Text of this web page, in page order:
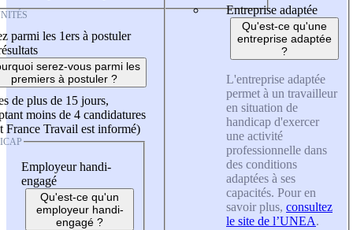
parmi les 1ers à postuler
serez-vous parmi les
premiers à postuler ?
de plus de 15 jours,
moins de 4 candidatures
France Travail est informé)
Employeur handi-
engagé
Qu'est-ce qu'un
employeur handi-
engagé ?
Entreprise adaptée
Qu'est-ce qu'une
entreprise adaptée
?
L'entreprise adaptée
permet à un travailleur
en situation de
handicap d'exercer
une activité
professionnelle dans
des conditions
adaptées à ses
capacités. Pour en
savoir plus, consultez
le site de l’UNEA.